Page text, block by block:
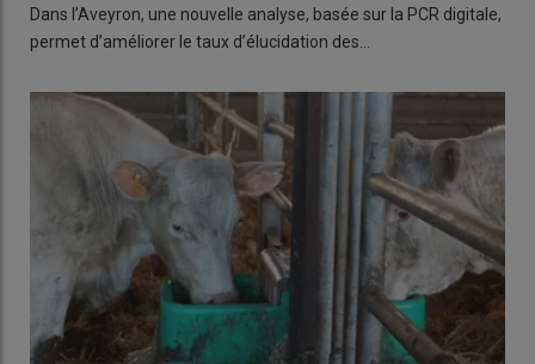
Dans l’Aveyron, une nouvelle analyse, basée sur la PCR digitale,
permet d’améliorer le taux d’élucidation des…